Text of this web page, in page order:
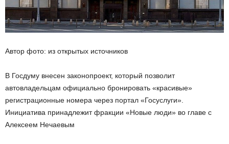
Автор фото: из открытых источников
В Госдуму внесен законопроект, который позволит
автовладельцам официально бронировать «красивые»
регистрационные номера через портал «Госуслуги».
Инициатива принадлежит фракции «Новые люди» во главе с
Алексеем Нечаевым